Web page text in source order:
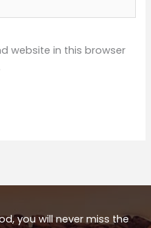
website in this browser
you will never miss the